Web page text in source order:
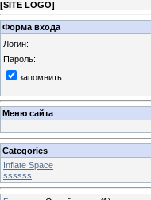
[SITE LOGO]
Форма входа
Логин:
Пароль:
запомнить
Меню сайта
Categories
Inflate Space
ssssss